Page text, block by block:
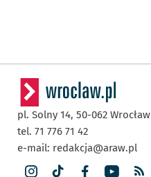
pl. Solny 14, 50-062 Wrocław
tel. 71 776 71 42
e-mail: redakcja@araw.pl